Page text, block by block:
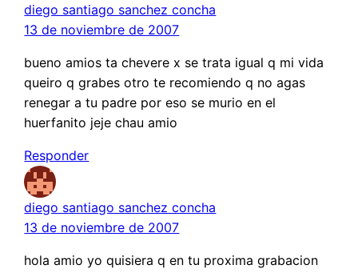
diego santiago sanchez concha
13 de noviembre de 2007
bueno amios ta chevere x se trata igual q mi vida
queiro q grabes otro te recomiendo q no agas
renegar a tu padre por eso se murio en el
huerfanito jeje chau amio
Responder
diego santiago sanchez concha
13 de noviembre de 2007
hola amio yo quisiera q en tu proxima grabacion